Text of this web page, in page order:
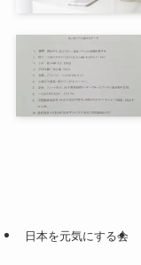
日本を元気にする会